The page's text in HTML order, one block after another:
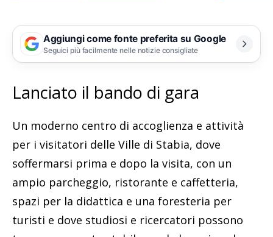
Aggiungi come fonte preferita su Google
Seguici più facilmente nelle notizie consigliate
Lanciato il bando di gara
Un moderno centro di accoglienza e attività
per i visitatori delle Ville di Stabia, dove
soffermarsi prima e dopo la visita, con un
ampio parcheggio, ristorante e caffetteria,
spazi per la didattica e una foresteria per
turisti e dove studiosi e ricercatori possono